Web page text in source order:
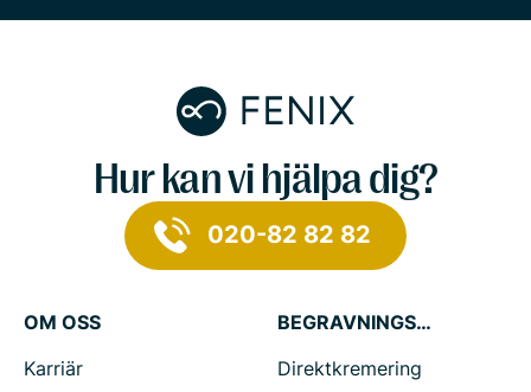
Hur kan vi hjälpa dig?
020-82 82 82
OM OSS
Karriär
BEGRAVNINGSTJÄNSTER
Direktkremering